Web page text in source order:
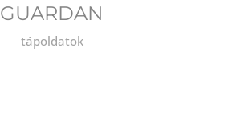
GUARDAN
tápoldatok